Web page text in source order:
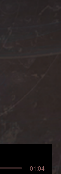
-01:04